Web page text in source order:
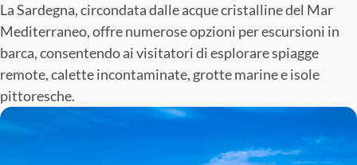
La Sardegna, circondata dalle acque cristalline del Mar
Mediterraneo, offre numerose opzioni per escursioni in
barca, consentendo ai visitatori di esplorare spiagge
remote, calette incontaminate, grotte marine e isole
pittoresche.